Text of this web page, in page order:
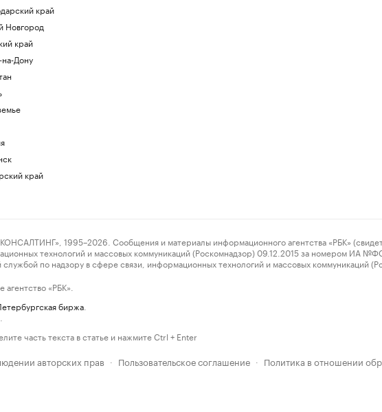
край
Новгород
край
на-Дону
край
1995–2026. Сообщения и материалы информационного агентства «РБК»
технологий и массовых коммуникаций (Роскомнадзор) 09.12.2015 за номером ИА
по надзору в сфере связи, информационных технологий и массовых
«РБК».
биржа
часть текста в статье и нажмите Ctrl + Enter
авторских прав · Пользовательское соглашение · Политика в отношении